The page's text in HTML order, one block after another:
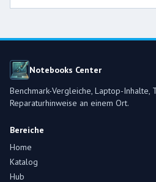
Notebooks Center
Benchmark-Vergleiche, Laptop-Inhalte,
Reparaturhinweise an einem Ort.
Bereiche
Home
Katalog
Hub